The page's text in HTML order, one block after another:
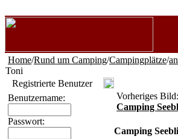
Home/Rund um Camping/Campingplätze/
Toni
Registrierte Benutzer
Benutzername:
Passwort:
Vorheriges Bild:
Camping
Camping